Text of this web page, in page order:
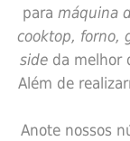
para máquina
cooktop, forno,
sideda melhor
Além de
Anote nossos